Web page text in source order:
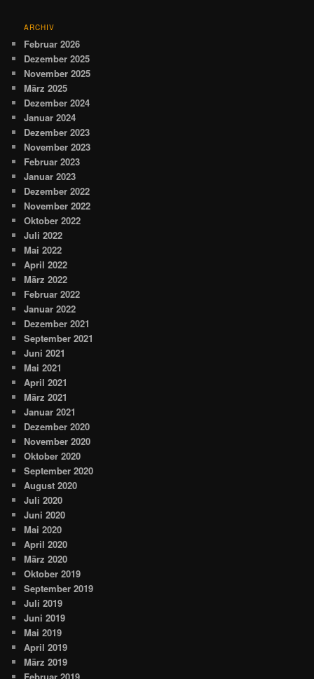
ARCHIV
Februar 2026
Dezember 2025
November 2025
März 2025
Dezember 2024
Januar 2024
Dezember 2023
November 2023
Februar 2023
Januar 2023
Dezember 2022
November 2022
Oktober 2022
Juli 2022
Mai 2022
April 2022
März 2022
Februar 2022
Januar 2022
Dezember 2021
September 2021
Juni 2021
Mai 2021
April 2021
März 2021
Januar 2021
Dezember 2020
November 2020
Oktober 2020
September 2020
August 2020
Juli 2020
Juni 2020
Mai 2020
April 2020
März 2020
Oktober 2019
September 2019
Juli 2019
Juni 2019
Mai 2019
April 2019
März 2019